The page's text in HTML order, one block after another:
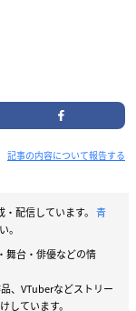
記事の内容について報告する
配信しています。 青
。
舞台・俳優などの情
、VTuberなどストリー
しています。